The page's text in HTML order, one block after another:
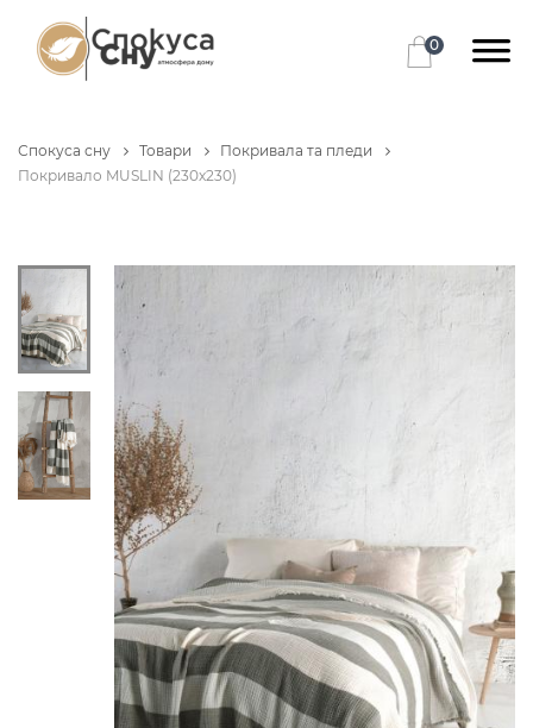
0
Спокуса сну Товари
Покривала та пледи
Покривало MUSLIN (230х230)